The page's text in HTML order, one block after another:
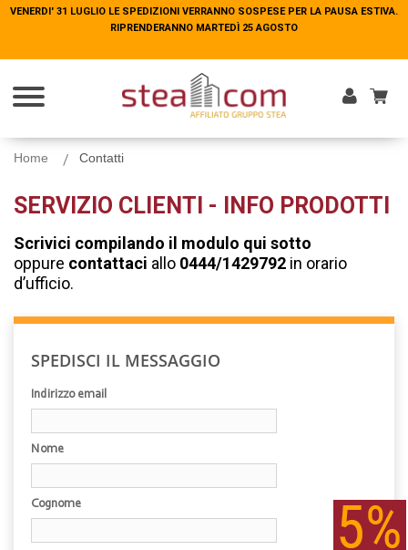
VENERDI' 31 LUGLIO LE SPEDIZIONI VERRANNO SOSPESE PER LA PAUSA ESTIVA.
RIPRENDERANNO MARTEDÌ 25 AGOSTO
Home Contatti
SERVIZIO CLIENTI - INFO PRODOTTI
Scrivici compilando il modulo qui sotto
oppure contattaci allo 0444/1429792 in orario
d’ufficio.
SPEDISCI IL MESSAGGIO
Indirizzo email
Nome
Cognome
VENERDI' 31 LUGLIO LE SPEDIZIONI VERRANNO SOSPESE PER LA PAUSA ESTIVA.
RIPRENDERANNO MARTEDÌ 25 AGOSTO